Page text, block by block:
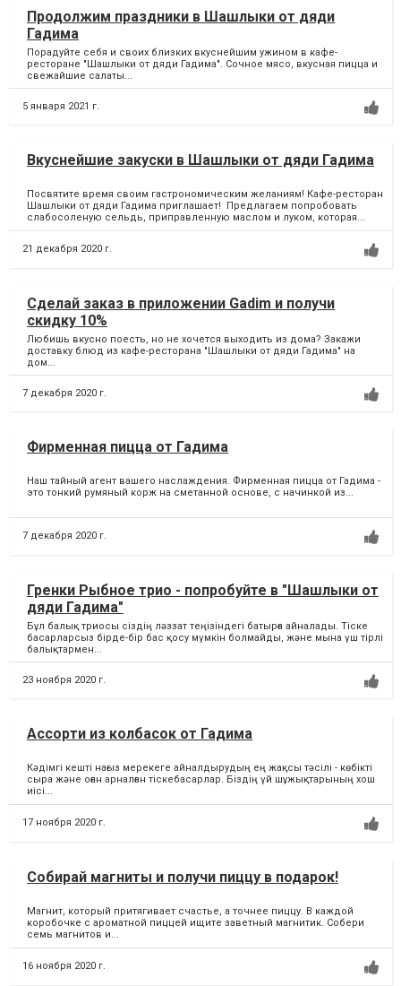
Продолжим праздники в Шашлыки от дяди
Гадима
Порадуйте себя и своих близких вкуснейшим ужином в кафе-
ресторане "Шашлыки от дяди Гадима". Сочное мясо, вкусная пицца и
свежайшие салаты...
5 января 2021 г.
Вкуснейшие закуски в Шашлыки от дяди Гадима
Посвятите время своим гастрономическим желаниям! Кафе-ресторан
Шашлыки от дяди Гадима приглашает! Предлагаем попробовать
слабосоленую сельдь, приправленную маслом и луком, которая...
21 декабря 2020 г.
Сделай заказ в приложении Gadim и получи
скидку 10%
Любишь вкусно поесть, но не хочется выходить из дома? Закажи
доставку блюд из кафе-ресторана "Шашлыки от дяди Гадима" на
дом...
7 декабря 2020 г.
Фирменная пицца от Гадима
Наш тайный агент вашего наслаждения. Фирменная пицца от Гадима -
это тонкий румяный корж на сметанной основе, с начинкой из...
7 декабря 2020 г.
Гренки Рыбное трио - попробуйте в "Шашлыки от
дяди Гадима"
Бұл балық триосы сіздің ләззат теңізіндегі батырға айналады. Тіске
басарларсыз бірде-бір бас қосу мүмкін болмайды, және мына үш тірлі
балықтармен...
23 ноября 2020 г.
Ассорти из колбасок от Гадима
Кәдімгі кешті нағыз мерекеге айналдырудың ең жақсы тәсілі - көбікті
сыра және оған арналған тіскебасарлар. Біздің үй шұжықтарының хош
иісі...
17 ноября 2020 г.
Собирай магниты и получи пиццу в подарок!
Магнит, который притягивает счастье, а точнее пиццу. В каждой
коробочке с ароматной пиццей ищите заветный магнитик. Собери
семь магнитов и...
16 ноября 2020 г.